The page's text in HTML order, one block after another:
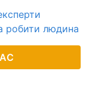
робити людина